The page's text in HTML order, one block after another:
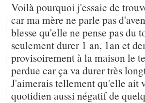
Voilà pourquoi j'essaie de
car ma mère ne parle pas
blesse qu'elle ne pense pas du
seulement durer 1 an, 1an et
provisoirement à la maison le
perdue car ça va durer très
J'aimerais tellement qu'elle ait
quotidien aussi négatif de